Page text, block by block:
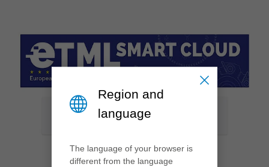
Region and
language
The language of your browser is
different from the language